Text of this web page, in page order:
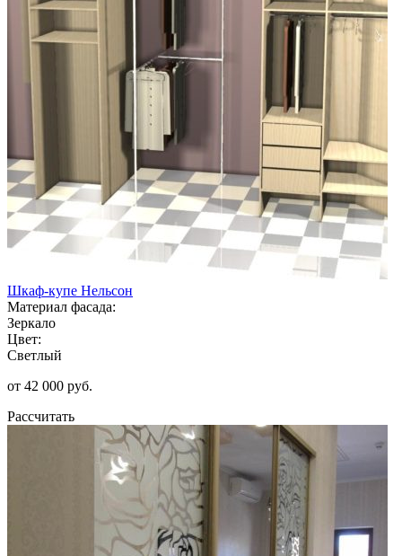
Шкаф-купе Нельсон
Материал фасада:
Зеркало
Цвет:
Светлый
от 42 000 руб.
Рассчитать